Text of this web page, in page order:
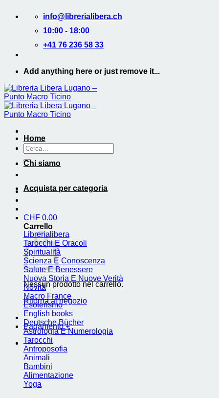
contenuti
info@librerialibera.ch
10:00 - 18:00
+41 76 236 58 33
Add anything here or just remove it...
Cerca:
CHF 0.00
Carrello
Nessun prodotto nel carrello.
Ritorna al negozio
Pagamento +
Home
Chi siamo
Acquista per categoria
Librerialibera
Tarocchi E Oracoli
Spiritualità
Scienza E Conoscenza
Salute E Benessere
Nuova Storia E Nuove Verità
Novità
Macro France
Esoterismo
English books
Deutsche Bücher
Astrologia E Numerologia
Tarocchi
Antroposofia
Animali
Bambini
Alimentazione
Yoga